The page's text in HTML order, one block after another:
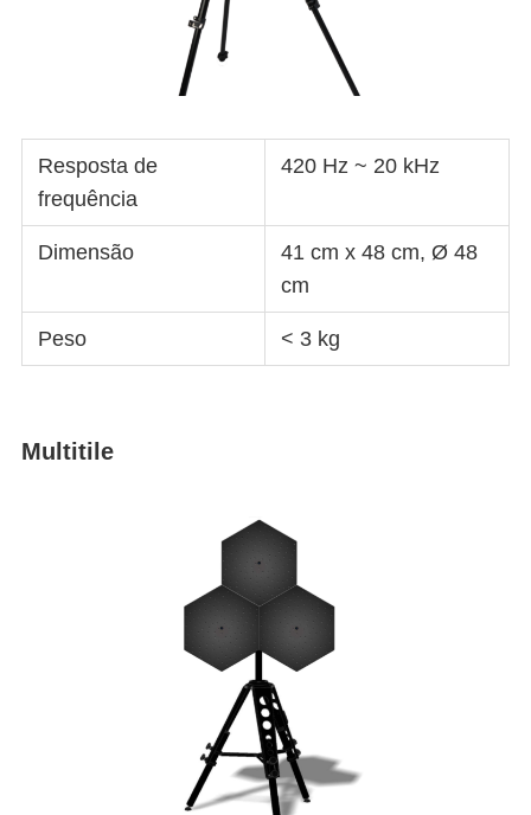
Resposta de
frequência
420 Hz ~ 20 kHz
Dimensão
41 cm x 48 cm, Ø 48
cm
Peso < 3 kg
Multitile